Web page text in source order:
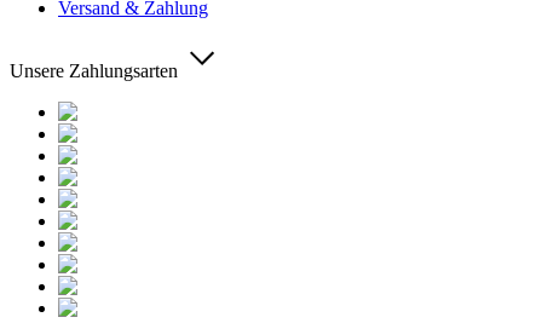
Versand & Zahlung
Unsere Zahlungsarten